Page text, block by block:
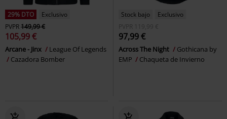
29% DTO
Exclusivo
PVPR149,99 €
105,99 €
Arcane - Jinx
League Of Legends
Cazadora Bomber
Stock bajo
Exclusivo
PVPR 119,99 €
97,99 €
Across The Night
Gothicana by
EMP
Chaqueta de Invierno